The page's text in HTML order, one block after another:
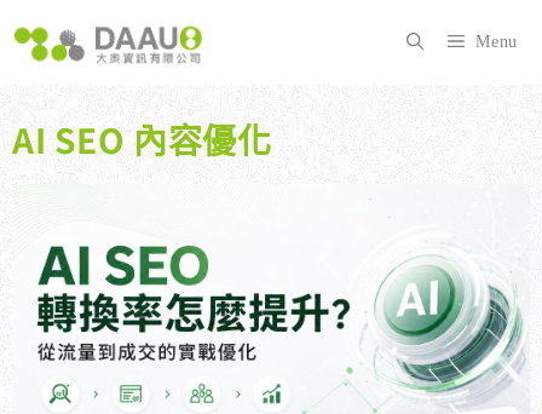
至
內
容
Menu
AI SEO 內容優化